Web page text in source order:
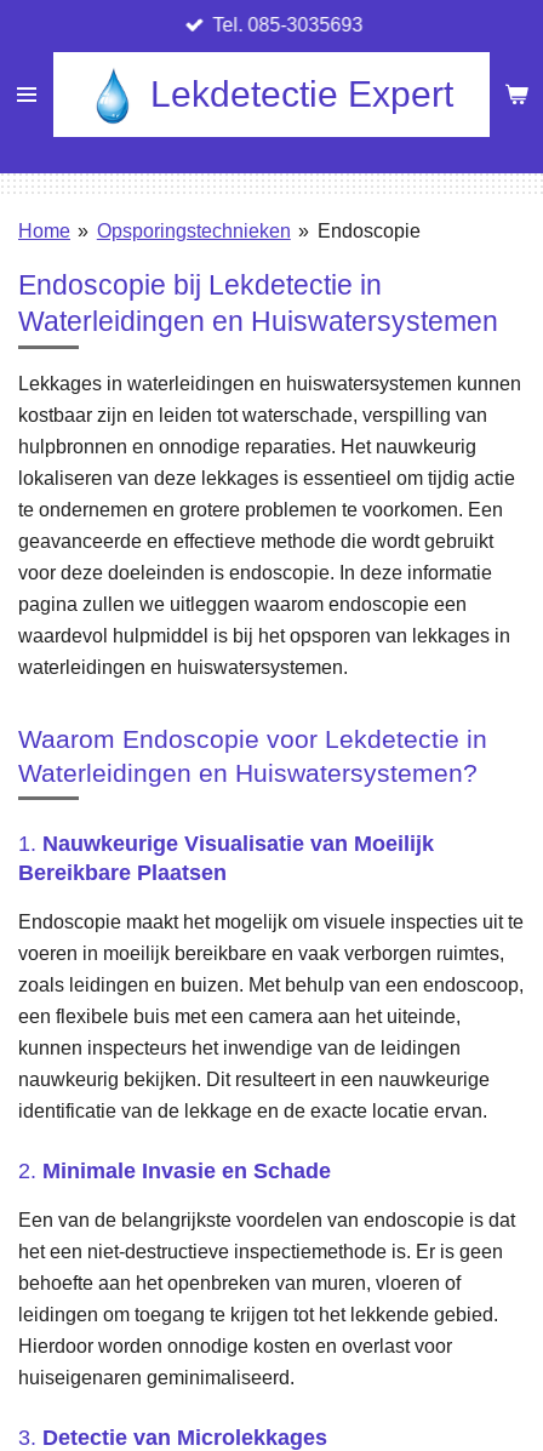
direct
naar
Lekdetectie Expert
Tel. 085-3035693
Home » Opsporingstechnieken » Endoscopie
Endoscopie bij Lekdetectie in
Waterleidingen en Huiswatersystemen
Lekkages in waterleidingen en huiswatersystemen kunnen
kostbaar zijn en leiden tot waterschade, verspilling van
hulpbronnen en onnodige reparaties. Het nauwkeurig
lokaliseren van deze lekkages is essentieel om tijdig actie
te ondernemen en grotere problemen te voorkomen. Een
geavanceerde en effectieve methode die wordt gebruikt
voor deze doeleinden is endoscopie. In deze informatie
pagina zullen we uitleggen waarom endoscopie een
waardevol hulpmiddel is bij het opsporen van lekkages in
waterleidingen en huiswatersystemen.
Waarom Endoscopie voor Lekdetectie in
Waterleidingen en Huiswatersystemen?
1. Nauwkeurige Visualisatie van Moeilijk
Bereikbare Plaatsen
Endoscopie maakt het mogelijk om visuele inspecties uit te
voeren in moeilijk bereikbare en vaak verborgen ruimtes,
zoals leidingen en buizen. Met behulp van een endoscoop,
een flexibele buis met een camera aan het uiteinde,
kunnen inspecteurs het inwendige van de leidingen
nauwkeurig bekijken. Dit resulteert in een nauwkeurige
identificatie van de lekkage en de exacte locatie ervan.
2. Minimale Invasie en Schade
Een van de belangrijkste voordelen van endoscopie is dat
het een niet-destructieve inspectiemethode is. Er is geen
behoefte aan het openbreken van muren, vloeren of
leidingen om toegang te krijgen tot het lekkende gebied.
Hierdoor worden onnodige kosten en overlast voor
huiseigenaren geminimaliseerd.
3. Detectie van Microlekkages